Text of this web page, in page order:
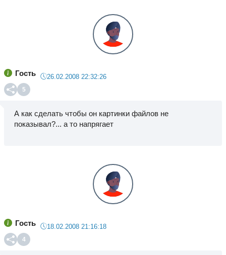
Гость 26.02.2008 22:32:26
5
А как сделать чтобы он картинки файлов не
показывал?... а то напрягает
Гость 18.02.2008 21:16:18
4